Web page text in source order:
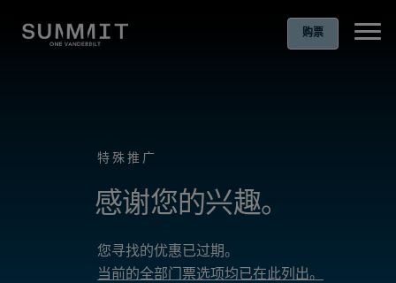
购票
特殊推广
感谢您的兴趣。
您寻找的优惠已过期。
当前的全部门票选项均已在此列出。